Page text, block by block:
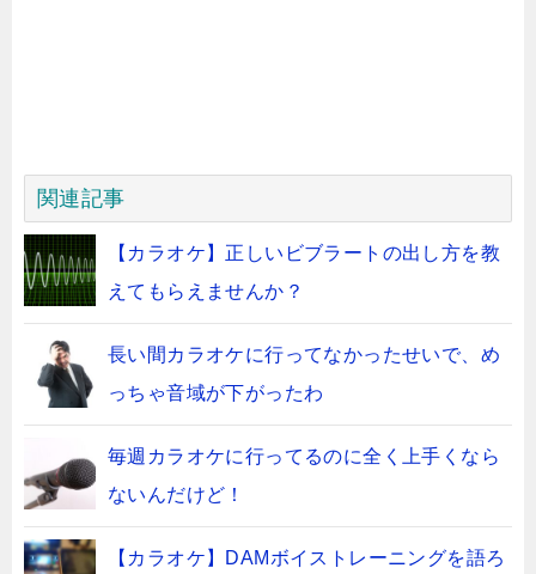
関連記事
【カラオケ】正しいビブラートの出し方を教
えてもらえませんか？
長い間カラオケに行ってなかったせいで、め
っちゃ音域が下がったわ
毎週カラオケに行ってるのに全く上手くなら
ないんだけど！
【カラオケ】DAMボイストレーニングを語ろ